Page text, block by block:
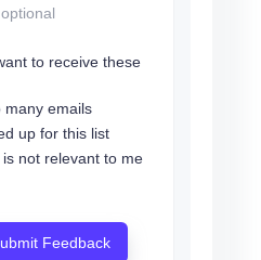
to receive these
many emails
up for this list
not relevant to me
Feedback